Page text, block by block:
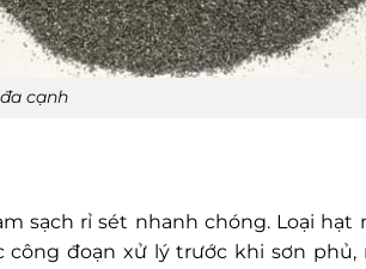
cạnh
sạch rỉ sét nhanh chóng. Loại hạt
đoạn xử lý trước khi sơn phủ,